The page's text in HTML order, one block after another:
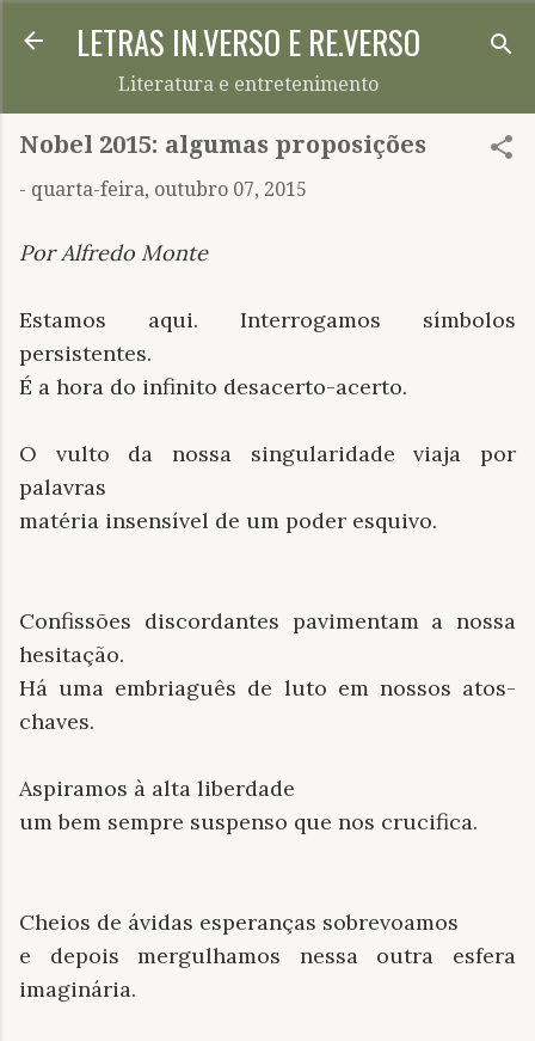
Pular para o conteúdo principal
LETRAS IN.VERSO E RE.VERSO
Literatura e entretenimento
Nobel 2015: algumas proposições
- quarta-feira, outubro 07, 2015
Por Alfredo Monte
Estamos aqui. Interrogamos símbolos
persistentes.
É a hora do infinito desacerto-acerto.
O vulto da nossa singularidade viaja por
palavras
matéria insensível de um poder esquivo.
Confissões discordantes pavimentam a nossa
hesitação.
Há uma embriaguês de luto em nossos atos-
chaves.
Aspiramos à alta liberdade
um bem sempre suspenso que nos crucifica.
Cheios de ávidas esperanças sobrevoamos
e depois mergulhamos nessa outra esfera
imaginária.